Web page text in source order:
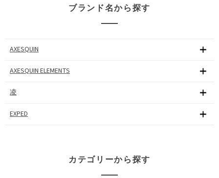
ブランド名から探す
AXESQUIN
AXESQUIN ELEMENTS
凌
EXPED
カテゴリーから探す